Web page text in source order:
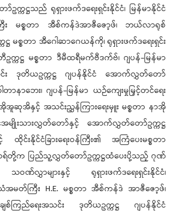
ဋ္ဌသည် ရုရှားဖက်ဒရေးရှင်းနိုင်ငံ၊ မြန်မာနိုင်ငံ
း မစ္စတာ အီစ်ကန်ဒဲအာဇီဇော့ဖ်၊ ဘယ်လာရုစ်
မစ္စတာ အီဂေါဆာဂေယန်ကို၊ ရုရှားဖက်ဒရေးရှင်း
ဥက္ကဋ္ဌ မစ္စတာ ဒီမီထရီမက်ဗီဒက်ဗ်၊ ဂျပန်-မြန်မာ
င်း ဒုတိယဥက္ကဋ္ဌ ဂျပန်နိုင်ငံ အောက်လွှတ်တော်
နာဘေး၊ ဂျပန်-မြန်မာ ယဉ်ကျေးမှုမြှင့်တင်ရေး
အိုအူဆုအိနှင့် အသင်းညွှန်ကြားရေးမှူး မစ္စတာ နာအို
ျိုးသားလွှတ်တော်နှင့် အောက်လွှတ်တော်ဥက္ကဋ္ဌ
င်းနိုင်ငံခြားရေးဝန်ကြီး၏ အကြံပေးမစ္စတာ
ရ်တို့က ပြည်သူ့လွှတ်တော်ဥက္ကဋ္ဌထံပေးပို့သည့် ဂုဏ်
သဝဏ်လွှာများနှင့် ရုရှားဖက်ဒရေးရှင်းနိုင်ငံ၊
သံအမတ်ကြီး H.E. မစ္စတာ အီစ်ကန်ဒဲ အာဇီဇော့ဖ်၊
ျစ်ကြည်ရေးအသင်း ဒုတိယဥက္ကဋ္ဌ ဂျပန်နိုင်ငံ